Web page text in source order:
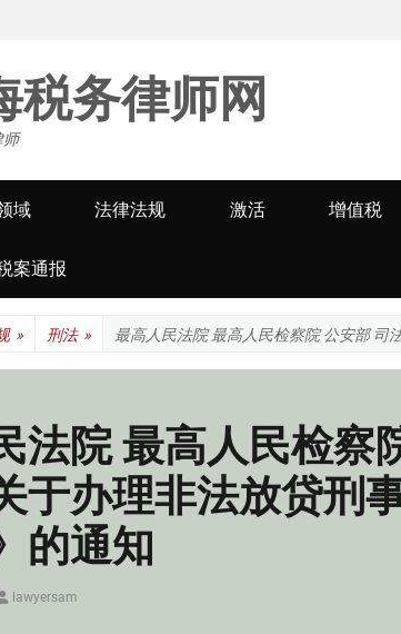
税务律师网
师
域 法律法规 激活 增值税
案通报
» 刑法 » 最高人民法院 最高人民检察院 公安部
法院 最高人民检察
于办理非法放贷刑
的通知
lawyersam